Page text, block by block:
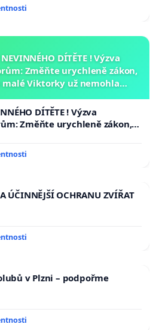
odbornou kulturní obec a je
Klempíře z funkce
republiky.
studujících vysokých
DÍTĚTE ! Výzva
Změňte urychleně zákon,
Viktorky už nemohla
DÍTĚTE ! Výzva
Změňte urychleně zákon,
Viktorky už nemohla opakovat!
ÚČINNĚJŠÍ OCHRANU ZVÍŘAT
v Plzni – podpořme